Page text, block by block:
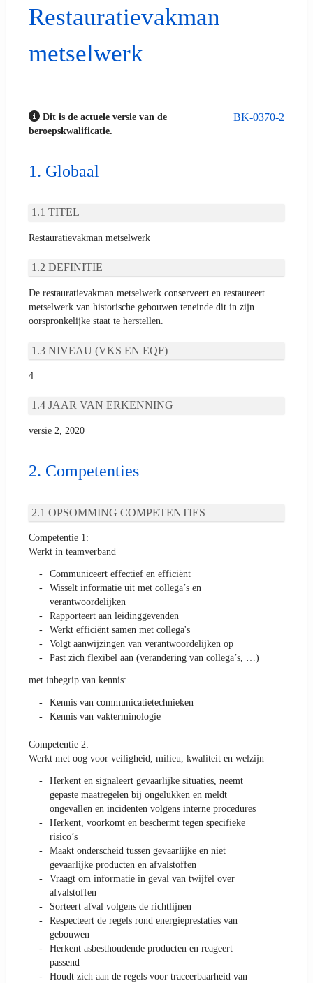
Restauratievakman
metselwerk
BK-0370-2
Dit is de actuele versie van de
beroepskwalificatie.
Globaal
TITEL
Restauratievakman metselwerk
DEFINITIE
De restauratievakman metselwerk conserveert en restaureert
metselwerk van historische gebouwen teneinde dit in zijn
oorspronkelijke staat te herstellen.
NIVEAU (VKS EN EQF)
4
JAAR VAN ERKENNING
versie 2, 2020
Competenties
OPSOMMING COMPETENTIES
Competentie 1:
Werkt in teamverband
Communiceert effectief en efficiënt
Wisselt informatie uit met collega’s en
verantwoordelijken
Rapporteert aan leidinggevenden
Werkt efficiënt samen met collega's
Volgt aanwijzingen van verantwoordelijken op
Past zich flexibel aan (verandering van collega’s, …)
met inbegrip van kennis:
Kennis van communicatietechnieken
Kennis van vakterminologie
Competentie 2:
Werkt met oog voor veiligheid, milieu, kwaliteit en welzijn
Herkent en signaleert gevaarlijke situaties, neemt
gepaste maatregelen bij ongelukken en meldt
ongevallen en incidenten volgens interne procedures
Herkent, voorkomt en beschermt tegen specifieke
risico’s
Maakt onderscheid tussen gevaarlijke en niet
gevaarlijke producten en afvalstoffen
Vraagt om informatie in geval van twijfel over
afvalstoffen
Sorteert afval volgens de richtlijnen
Respecteert de regels rond energieprestaties van
gebouwen
Herkent asbesthoudende producten en reageert
passend
Houdt zich aan de regels voor traceerbaarheid van